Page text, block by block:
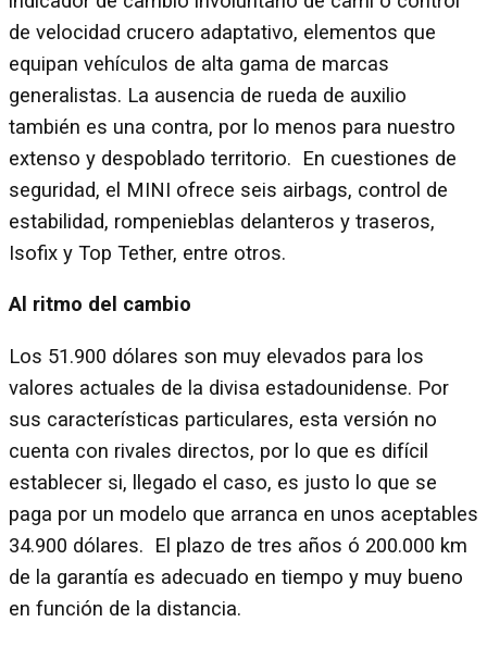
de velocidad crucero adaptativo, elementos que
equipan vehículos de alta gama de marcas
generalistas. La ausencia de rueda de auxilio
también es una contra, por lo menos para nuestro
extenso y despoblado territorio. En cuestiones de
seguridad, el MINI ofrece seis airbags, control de
estabilidad, rompenieblas delanteros y traseros,
Isofix y Top Tether, entre otros.
Al ritmo del cambio
Los 51.900 dólares son muy elevados para los
valores actuales de la divisa estadounidense. Por
sus características particulares, esta versión no
cuenta con rivales directos, por lo que es difícil
establecer si, llegado el caso, es justo lo que se
paga por un modelo que arranca en unos aceptables
34.900 dólares. El plazo de tres años ó 200.000 km
de la garantía es adecuado en tiempo y muy bueno
en función de la distancia.